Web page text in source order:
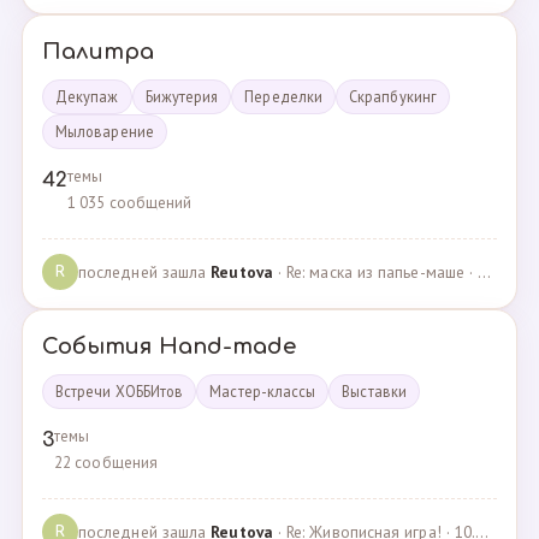
Палитра
Декупаж Бижутерия Переделки
Скрапбукинг
Мыловарение
42темы
1 035 сообщений
R последней зашла Reutova · Re: маска из папье-маше · 20.12.2022
События Hand-made
Встречи ХОББИтов Мастер-классы Выставки
3темы
22 сообщения
R последней зашла Reutova · Re: Живописная игра! · 10.12.2020